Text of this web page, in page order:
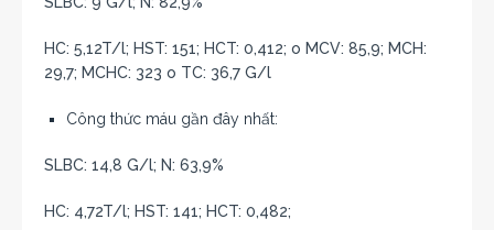
HC: 5,12T/l; HST: 151; HCT: 0,412; o MCV: 85,9; MCH:
29,7; MCHC: 323 o TC: 36,7 G/l
Công thức máu gần đây nhất:
SLBC: 14,8 G/l; N: 63,9%
HC: 4,72T/l; HST: 141; HCT: 0,482;